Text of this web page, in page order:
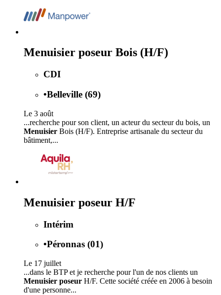
Menuisier poseur Bois (H/F)
CDI
•Belleville (69)
Le 3 août
...recherche pour son client, un acteur du secteur du bois, un
Menuisier Bois (H/F). Entreprise artisanale du secteur du
bâtiment,...
Menuisier poseur H/F
Intérim
•Péronnas (01)
Le 17 juillet
...dans le BTP et je recherche pour l'un de nos clients un
Menuisier poseur H/F. Cette société créée en 2006 à besoin
d'une personne...